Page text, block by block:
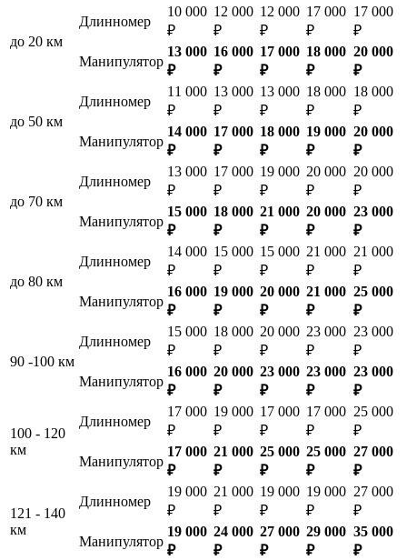
до 20 км
Длинномер
10 000
₽
12 000
₽
12 000
₽
17 000
₽
17 000
₽
Манипулятор
13 000
₽
16 000
₽
17 000
₽
18 000
₽
20 000
₽
до 50 км
Длинномер
11 000
₽
13 000
₽
13 000
₽
18 000
₽
18 000
₽
Манипулятор
14 000
₽
17 000
₽
18 000
₽
19 000
₽
20 000
₽
до 70 км
Длинномер
13 000
₽
17 000
₽
19 000
₽
20 000
₽
20 000
₽
Манипулятор
15 000
₽
18 000
₽
21 000
₽
20 000
₽
23 000
₽
до 80 км
Длинномер
14 000
₽
15 000
₽
15 000
₽
21 000
₽
21 000
₽
Манипулятор
16 000
₽
19 000
₽
20 000
₽
21 000
₽
25 000
₽
90 -100 км
Длинномер
15 000
₽
18 000
₽
20 000
₽
23 000
₽
23 000
₽
Манипулятор
16 000
₽
20 000
₽
23 000
₽
23 000
₽
23 000
₽
100 - 120
км
Длинномер
17 000
₽
19 000
₽
17 000
₽
17 000
₽
25 000
₽
Манипулятор
17 000
₽
21 000
₽
25 000
₽
25 000
₽
27 000
₽
121 - 140
км
Длинномер
19 000
₽
21 000
₽
19 000
₽
19 000
₽
27 000
₽
Манипулятор
19 000
₽
24 000
₽
27 000
₽
29 000
₽
35 000
₽